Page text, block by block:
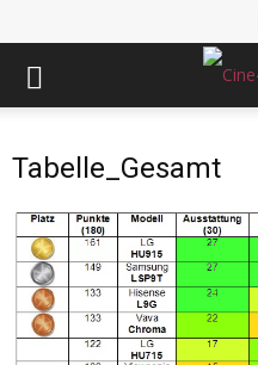
Tabelle_Gesamt